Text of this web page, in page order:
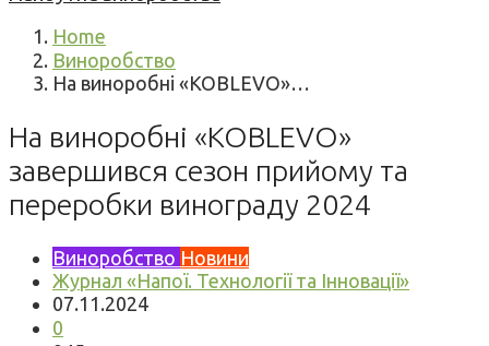
Home
Виноробство
На виноробні «KOBLEVO»…
На виноробні «KOBLEVO»
завершився сезон прийому та
переробки винограду 2024
Виноробство Новини
Журнал «Напої. Технології та Інновації»
07.11.2024
0